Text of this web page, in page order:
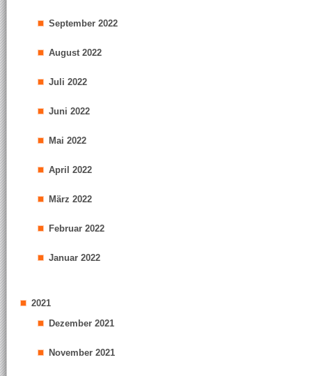
September 2022
August 2022
Juli 2022
Juni 2022
Mai 2022
April 2022
März 2022
Februar 2022
Januar 2022
2021
Dezember 2021
November 2021